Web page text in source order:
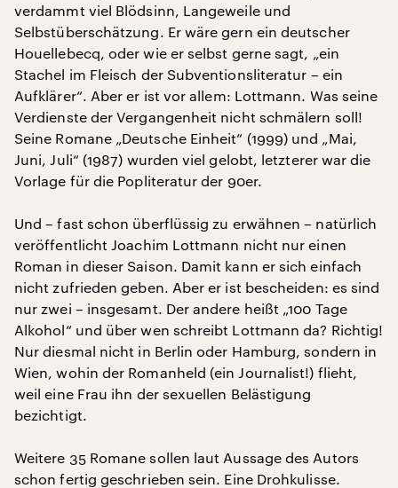
verdammt viel Blödsinn, Langeweile und
Selbstüberschätzung. Er wäre gern ein deutscher
Houellebecq, oder wie er selbst gerne sagt, „ein
Stachel im Fleisch der Subventionsliteratur – ein
Aufklärer“. Aber er ist vor allem: Lottmann. Was seine
Verdienste der Vergangenheit nicht schmälern soll!
Seine Romane „Deutsche Einheit“ (1999) und „Mai,
Juni, Juli“ (1987) wurden viel gelobt, letzterer war die
Vorlage für die Popliteratur der 90er.
Und – fast schon überflüssig zu erwähnen – natürlich
veröffentlicht Joachim Lottmann nicht nur einen
Roman in dieser Saison. Damit kann er sich einfach
nicht zufrieden geben. Aber er ist bescheiden: es sind
nur zwei – insgesamt. Der andere heißt „100 Tage
Alkohol“ und über wen schreibt Lottmann da? Richtig!
Nur diesmal nicht in Berlin oder Hamburg, sondern in
Wien, wohin der Romanheld (ein Journalist!) flieht,
weil eine Frau ihn der sexuellen Belästigung
bezichtigt.
Weitere 35 Romane sollen laut Aussage des Autors
schon fertig geschrieben sein. Eine Drohkulisse.